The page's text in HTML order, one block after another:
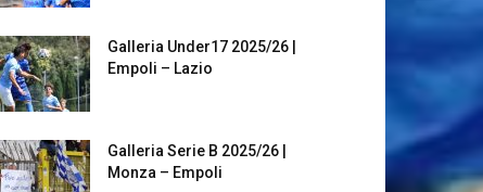
Galleria Under17 2025/26 |
Empoli – Lazio
Galleria Serie B 2025/26 |
Monza – Empoli